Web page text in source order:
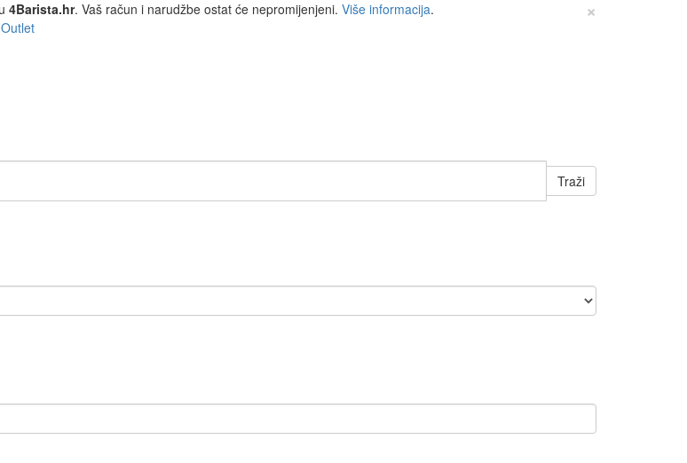
4Barista.hr. Vaš račun i narudžbe ostat će nepromijenjeni. Više informacija. ×
Outlet
Traži